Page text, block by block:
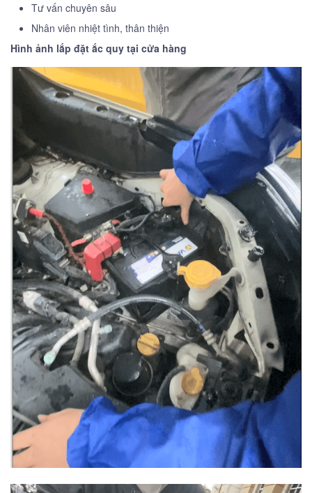
Tư vấn chuyên sâu
Nhân viên nhiệt tình, thân thiện
Hình ảnh lắp đặt ắc quy tại cửa hàng